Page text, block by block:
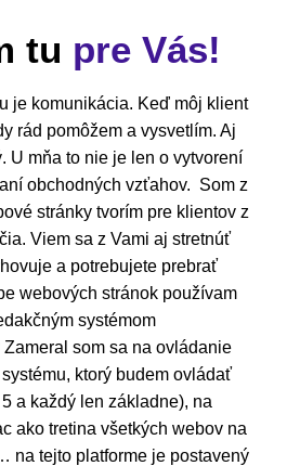
tu pre Vás!
je komunikácia. Keď môj klient
rád pomôžem a vysvetlím. Aj
U mňa to nie je len o vytvorení
obchodných vzťahov. Som z
stránky tvorím pre klientov z
Viem sa z Vami aj stretnúť
a potrebujete prebrať
webových stránok používam
systémom
som sa na ovládanie
ktorý budem ovládať
a každý len základne), na
ako tretina všetkých webov na
na tejto platforme je postavený